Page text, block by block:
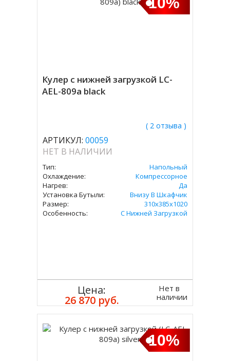
Кулер с нижней загрузкой LC-
AEL-809a black
( 2 отзыва )
АРТИКУЛ: 00059
НЕТ В НАЛИЧИИ
Тип:
Напольный
Охлаждение:
Компрессорное
Нагрев:
Да
Установка Бутыли:
Внизу В Шкафчик
Размер:
310х385х1020
Особенность:
С Нижней Загрузкой
Цена:
26 870 руб.
Нет в
наличии
10%